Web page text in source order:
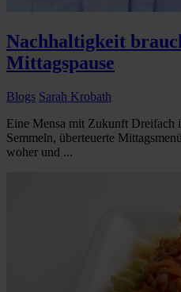
Nachhaltigkeit
Mittagspause
Blogs Sarah Krobath
Eine Mensa mit Zukunft Dreifach
Semmeln, überteuerte
woher und ...